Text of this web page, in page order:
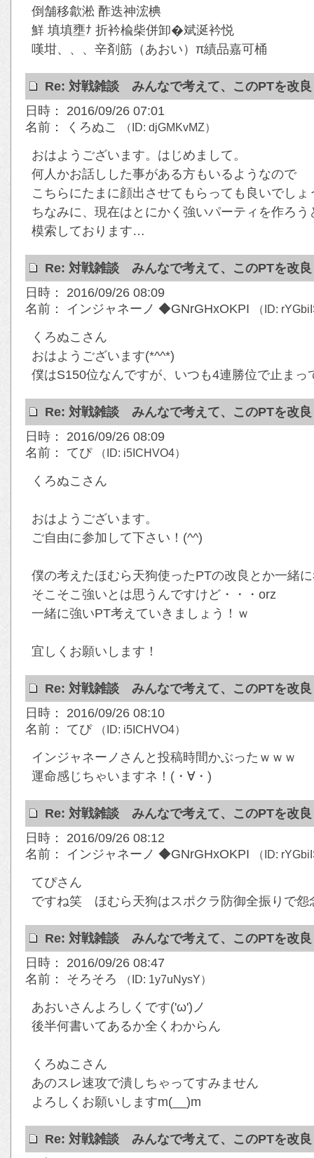
倒舗移歙淞 酢迭神浤椣
鮮 填填壅ﾅ 折衿楡柴併卸�斌涎衿悦
嘆坩、、、辛剤筋（あおい）π績品嘉可桶
Re: 対戦雑談 みんなで考えて、このPTを改
日時： 2016/09/26 07:01
名前： くろぬこ
（ID: djGMKvMZ）
おはようございます。はじめまして。
何人かお話しした事がある方もいるようなので
こちらにたまに顔出させてもらっても良いでしょ
ちなみに、現在はとにかく強いパーティを作ろう
模索しております…
Re: 対戦雑談 みんなで考えて、このPTを改
日時： 2016/09/26 08:09
名前： インジャネーノ ◆GNrGHxOKPI
（ID:
くろぬこさん
おはようございます(*^^*)
僕はS150位なんですが、いつも4連勝位で止まっ
Re: 対戦雑談 みんなで考えて、このPTを改
日時： 2016/09/26 08:09
名前： てぴ
（ID: i5ICHVO4）
くろぬこさん
おはようございます。
ご自由に参加して下さい！(^^)
僕の考えたほむら天狗使ったPTの改良とか一緒
そこそこ強いとは思うんですけど・・・orz
一緒に強いPT考えていきましょう！ｗ
宜しくお願いします！
Re: 対戦雑談 みんなで考えて、このPTを改
日時： 2016/09/26 08:10
名前： てぴ
（ID: i5ICHVO4）
インジャネーノさんと投稿時間かぶったｗｗｗ
運命感じちゃいますネ！(・∀・)
Re: 対戦雑談 みんなで考えて、このPTを改
日時： 2016/09/26 08:12
名前： インジャネーノ ◆GNrGHxOKPI
（ID:
てぴさん
ですね笑 ほむら天狗はスポクラ防御全振りで怨
Re: 対戦雑談 みんなで考えて、このPTを改
日時： 2016/09/26 08:47
名前： そろそろ
（ID: 1y7uNysY）
あおいさんよろしくです('ω')ノ
後半何書いてあるか全くわからん
くろぬこさん
あのスレ速攻で潰しちゃってすみません
よろしくお願いしますm(__)m
Re: 対戦雑談 みんなで考えて、このPTを改